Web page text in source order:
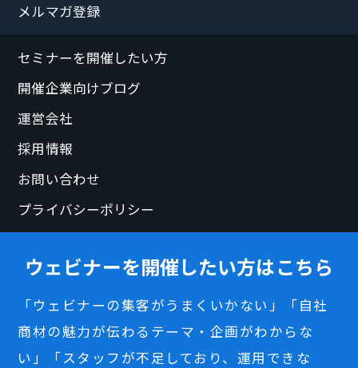
メルマガ登録
セミナーを開催したい方
開催企業向けブログ
運営会社
採用情報
お問い合わせ
プライバシーポリシー
ウェビナーを開催したい方はこちら
「ウェビナーの集客がうまくいかない」「自社
商材の魅力が伝わるテーマ・企画がわからな
い」「スタッフが不足しており、運用できな